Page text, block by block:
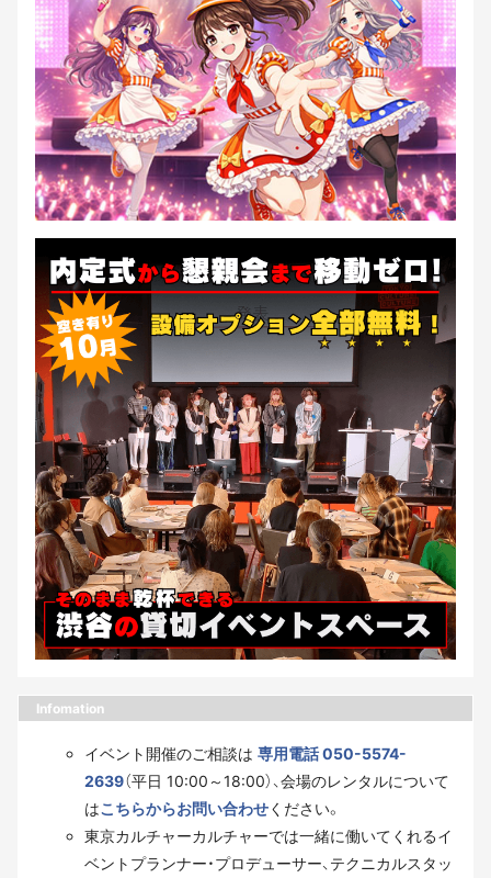
Infomation
イベント開催のご相談は 専用電話 050-5574-
2639（平日 10:00～18:00）、会場のレンタルについて
はこちらからお問い合わせください。
東京カルチャーカルチャーでは一緒に働いてくれるイ
ベントプランナー・プロデューサー、テクニカルスタッ